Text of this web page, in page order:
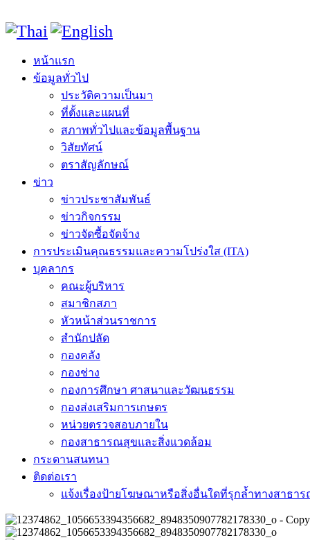
หน้าแรก
ข้อมูลทั่วไป
ประวัติความเป็นมา
ที่ตั้งและแผนที่
สภาพทั่วไปและข้อมูลพื้นฐาน
วิสัยทัศน์
ตราสัญลักษณ์
ข่าว
ข่าวประชาสัมพันธ์
ข่าวกิจกรรม
ข่าวจัดซื้อจัดจ้าง
การประเมินคุณธรรมและความโปร่งใส (ITA)
บุคลากร
คณะผู้บริหาร
สมาชิกสภา
หัวหน้าส่วนราชการ
สำนักปลัด
กองคลัง
กองช่าง
กองการศึกษา ศาสนาและวัฒนธรรม
กองส่งเสริมการเกษตร
หน่วยตรวจสอบภายใน
กองสาธารณสุขและสิ่งแวดล้อม
กระดานสนทนา
ติดต่อเรา
แจ้งเรื่องป้ายโฆษณาหรือสิ่งอื่นใดที่รุกล้ำทางสาธา